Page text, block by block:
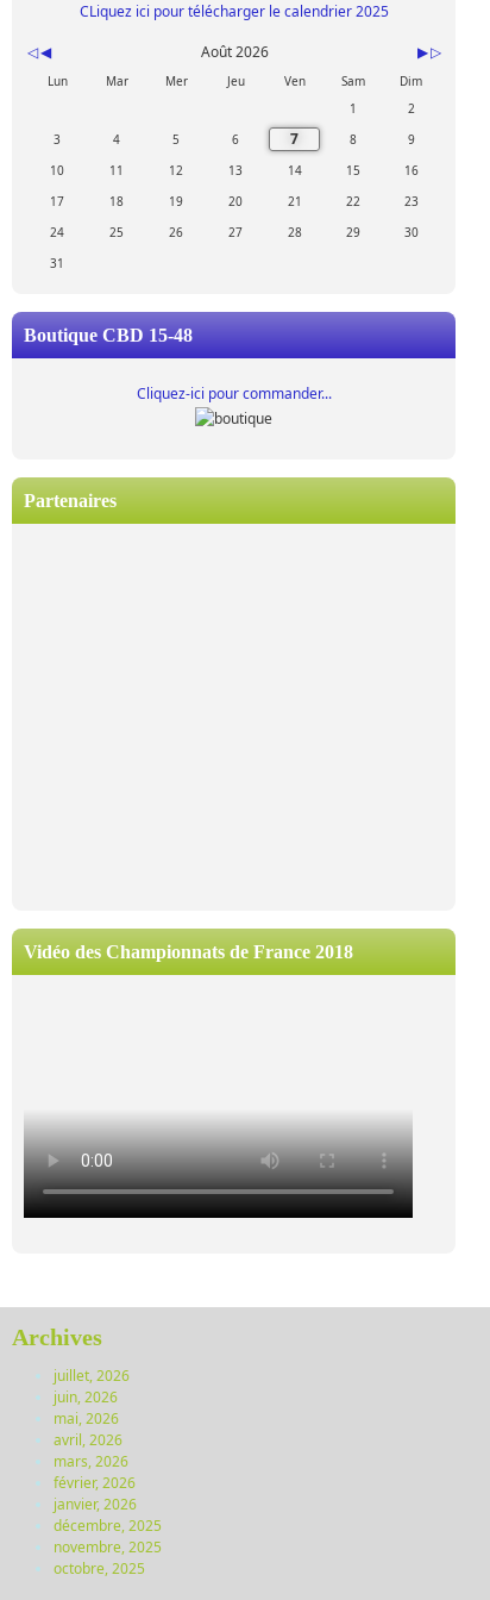
CLiquez ici pour télécharger le calendrier 2025
Août 2026
Lun Mar Mer Jeu Ven Sam
Dim
1
2
3
4 5 6 7 8
9
10
11 12 13 14 15
16
17
18 19 20 21 22
23
24
25 26 27 28 29
30
31
Boutique CBD 15-48
Cliquez-ici pour commander...
Partenaires
Vidéo des Championnats de France 2018
Archives
juillet, 2026
juin, 2026
mai, 2026
avril, 2026
mars, 2026
février, 2026
janvier, 2026
décembre, 2025
novembre, 2025
octobre, 2025